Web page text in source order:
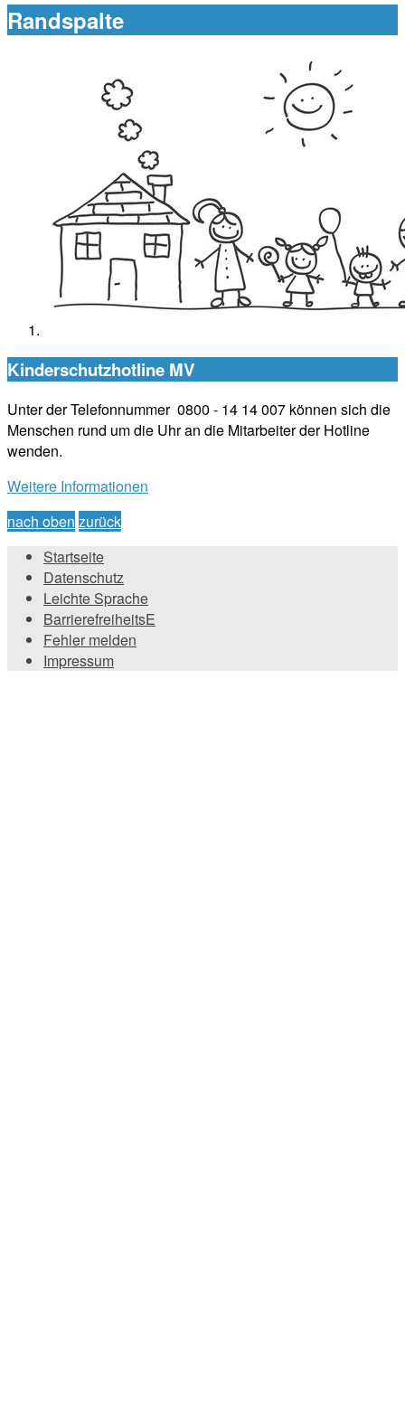
Randspalte
Kinderschutzhotline MV
Unter der Telefonnummer 0800 - 14 14 007 können sich die
Menschen rund um die Uhr an die Mitarbeiter der Hotline
wenden.
Weitere Informationen
nach oben zurück
Startseite
Datenschutz
Leichte Sprache
BarrierefreiheitsE
Fehler melden
Impressum